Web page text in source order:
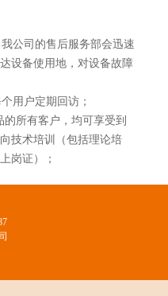
公司的售后服务部会迅速
设备使用地，对设备故障
用户定期回访；
所有客户，均可享受到
技术培训（包括理论培
岗证）；